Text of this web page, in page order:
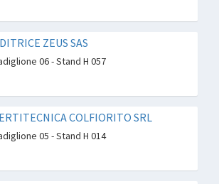
ZEUS SAS
06 - Stand H 057
COLFIORITO SRL
05 - Stand H 014